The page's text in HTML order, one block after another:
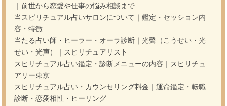
｜前世から恋愛や仕事の悩み相談まで
当スピリチュアル占いサロンについて｜鑑定・セッション内
容・特徴
当たる占い師・ヒーラー・オーラ診断｜光聲（こうせい・光
せい・光声）｜スピリチュアリスト
スピリチュアル占い鑑定・診断メニューの内容｜スピリチュ
アリー東京
スピリチュアル占い・カウンセリング料金｜運命鑑定・転職
診断・恋愛相性・ヒーリング